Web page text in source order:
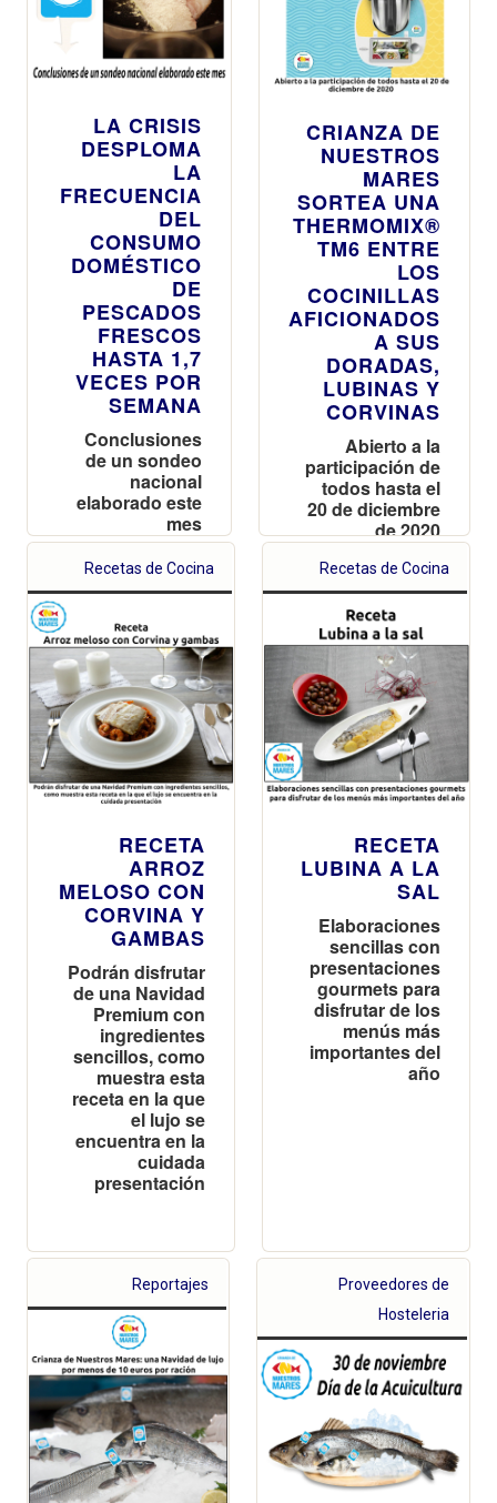
LA CRISIS
DESPLOMA
LA
FRECUENCIA
DEL
CONSUMO
DOMÉSTICO
DE
PESCADOS
FRESCOS
HASTA 1,7
VECES POR
SEMANA
Conclusiones
de un sondeo
nacional
elaborado este
mes
CRIANZA DE
NUESTROS
MARES
SORTEA UNA
THERMOMIX®
TM6 ENTRE
LOS
COCINILLAS
AFICIONADOS
A SUS
DORADAS,
LUBINAS Y
CORVINAS
Abierto a la
participación de
todos hasta el
20 de diciembre
de 2020
Recetas de Cocina
RECETA
ARROZ
MELOSO CON
CORVINA Y
GAMBAS
Podrán disfrutar
de una Navidad
Premium con
ingredientes
sencillos, como
muestra esta
receta en la que
el lujo se
encuentra en la
cuidada
presentación
Recetas de Cocina
RECETA
LUBINA A LA
SAL
Elaboraciones
sencillas con
presentaciones
gourmets para
disfrutar de los
menús más
importantes del
año
Reportajes
Proveedores de
Hosteleria